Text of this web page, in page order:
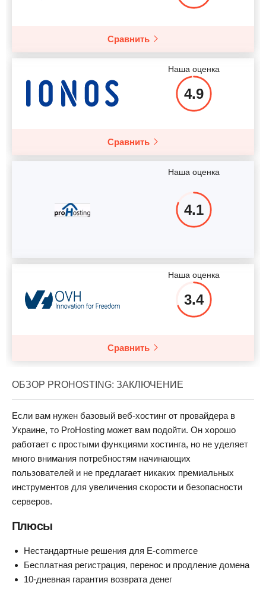
Сравнить
Наша оценка
4.9
Сравнить
Наша оценка
4.1
Наша оценка
3.4
Сравнить
ОБЗОР PROHOSTING: ЗАКЛЮЧЕНИЕ
Если вам нужен базовый веб-хостинг от провайдера в
Украине, то ProHosting может вам подойти. Он хорошо
работает с простыми функциями хостинга, но не уделяет
много внимания потребностям начинающих
пользователей и не предлагает никаких премиальных
инструментов для увеличения скорости и безопасности
серверов.
Плюсы
Нестандартные решения для E-commerce
Бесплатная регистрация, перенос и продление домена
10-дневная гарантия возврата денег